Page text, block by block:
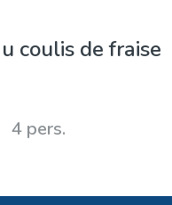
coulis de fraise
4 pers.